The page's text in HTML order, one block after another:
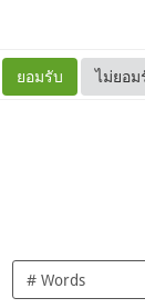
ยอมรับ ไม่ยอม